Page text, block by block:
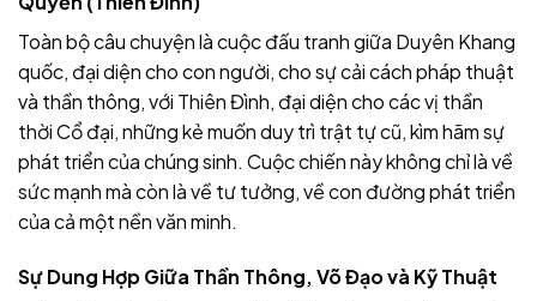
Toàn bộ câu chuyện là cuộc đấu tranh giữa Duyên Khang
quốc, đại diện cho con người, cho sự cải cách pháp thuật
và thần thông, với Thiên Đình, đại diện cho các vị thần
thời Cổ đại, những kẻ muốn duy trì trật tự cũ, kìm hãm sự
phát triển của chúng sinh. Cuộc chiến này không chỉ là về
sức mạnh mà còn là về tư tưởng, về con đường phát triển
của cả một nền văn minh.
Sự Dung Hợp Giữa Thần Thông, Võ Đạo và Kỹ Thuật